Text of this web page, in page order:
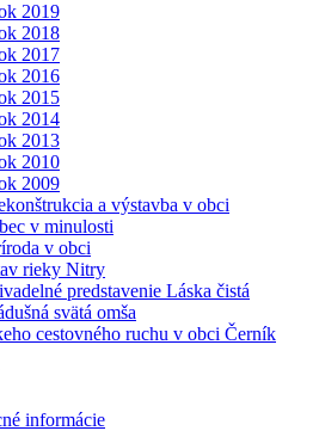
2019
2018
2017
2016
2015
2014
2013
2010
2009
a výstavba v obci
v minulosti
v obci
rieky Nitry
predstavenie Láska čistá
svätá omša
cestovného ruchu v obci Černík
informácie